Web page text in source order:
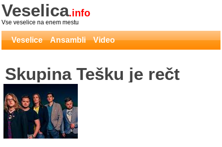
Veselica.info
Vse veselice na enem mestu
Veselice Ansambli Video
Skupina Tešku je rečt